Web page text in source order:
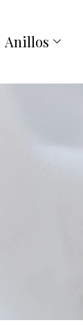
Anillos